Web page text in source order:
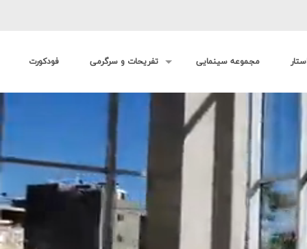
مجموعه سینمایی تفریحات و سرگرمی فودکورت